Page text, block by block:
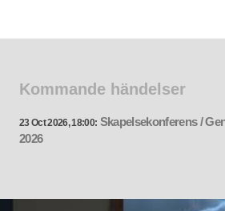
Kommande händelser
23 Oct 2026, 18:00: Skapelsekonferens /
2026